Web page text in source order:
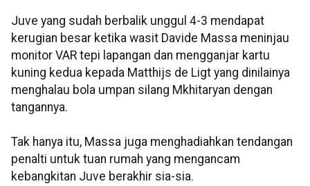
Juve yang sudah berbalik unggul 4-3 mendapat
kerugian besar ketika wasit Davide Massa meninjau
monitor VAR tepi lapangan dan mengganjar kartu
kuning kedua kepada Matthijs de Ligt yang dinilainya
menghalau bola umpan silang Mkhitaryan dengan
tangannya.
Tak hanya itu, Massa juga menghadiahkan tendangan
penalti untuk tuan rumah yang mengancam
kebangkitan Juve berakhir sia-sia.